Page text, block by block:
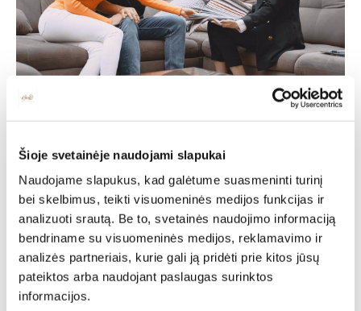
Šioje svetainėje naudojami slapukai
Naudojame slapukus, kad galėtume suasmeninti turinį
bei skelbimus, teikti visuomeninės medijos funkcijas ir
analizuoti srautą. Be to, svetainės naudojimo informaciją
bendriname su visuomeninės medijos, reklamavimo ir
analizės partneriais, kurie gali ją pridėti prie kitos jūsų
pateiktos arba naudojant paslaugas surinktos
informacijos.
Individuali
specialisto
konsultacija
Deinavos baldų specialistai puikiai išmanantys ir
pasiruošę Jums padėti susikurti savo svajonių interjerą!
Padėsim parengti planus iš išmatavimus geriausiam
rezultatui pasiekti.